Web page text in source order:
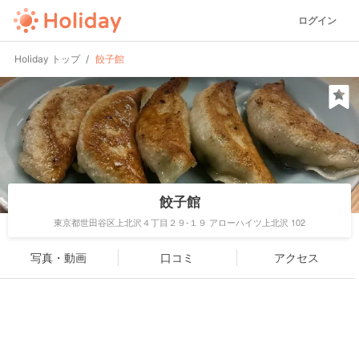
ログイン
Holiday トップ 餃子館
餃子館
東京都世田谷区上北沢４丁目２９-１９ アローハイツ上北沢 102
写真・動画 口コミ アクセス